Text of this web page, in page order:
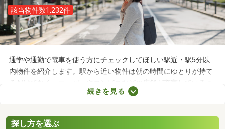
該当物件数1,232件
通学や通勤で電車を使う方にチェックしてほしい駅近・駅5分以
内物件を紹介します。駅から近い物件は朝の時間にゆとりが持て
るだけでなく、スーパーやコンビニなどの店舗が充実しているこ
とも魅力。物件数も多いので、間取りや家賃などから自由に選べ
ょう。
続きを見る
探し方を選ぶ